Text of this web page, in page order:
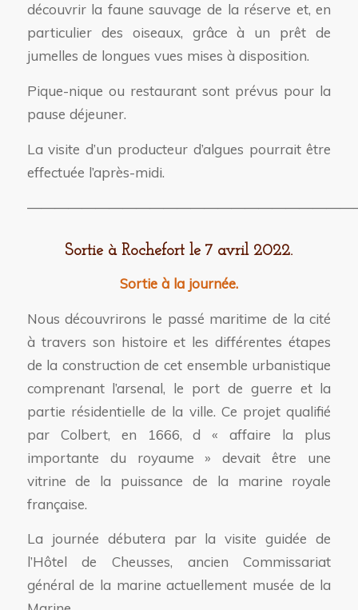
découvrir la faune sauvage de la réserve et, en
particulier des oiseaux, grâce à un prêt de
jumelles de longues vues mises à disposition.
Pique-nique ou restaurant sont prévus pour la
pause déjeuner.
La visite d’un producteur d’algues pourrait être
effectuée l’après-midi.
Sortie à Rochefort le 7 avril 2022.
Sortie à la journée.
Nous découvrirons le passé maritime de la cité
à travers son histoire et les différentes étapes
de la construction de cet ensemble urbanistique
comprenant l’arsenal, le port de guerre et la
partie résidentielle de la ville. Ce projet qualifié
par Colbert, en 1666, d « affaire la plus
importante du royaume » devait être une
vitrine de la puissance de la marine royale
française.
La journée débutera par la visite guidée de
l’Hôtel de Cheusses, ancien Commissariat
général de la marine actuellement musée de la